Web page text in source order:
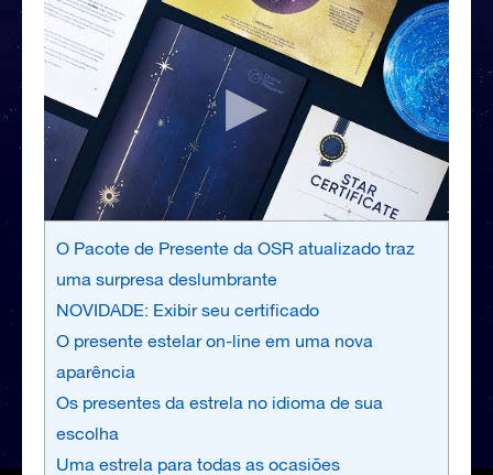
O Pacote de Presente da OSR atualizado traz
uma surpresa deslumbrante
NOVIDADE: Exibir seu certificado
O presente estelar on-line em uma nova
aparência
Os presentes da estrela no idioma de sua
escolha
Uma estrela para todas as ocasiões